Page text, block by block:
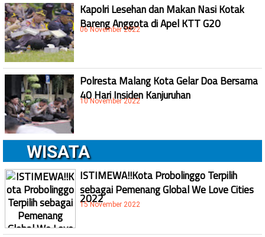
Kapolri Lesehan dan Makan Nasi Kotak
Bareng Anggota di Apel KTT G20
06 November 2022
Polresta Malang Kota Gelar Doa Bersama
40 Hari Insiden Kanjuruhan
10 November 2022
WISATA
ISTIMEWA!!Kota Probolinggo Terpilih
sebagai Pemenang Global We Love Cities
2022
15 November 2022